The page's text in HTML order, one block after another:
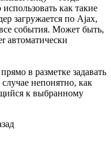
как такие
загружается по Ajax,
события. Может быть,
автоматически
в разметке задавать
непонятно, как
к выбранному